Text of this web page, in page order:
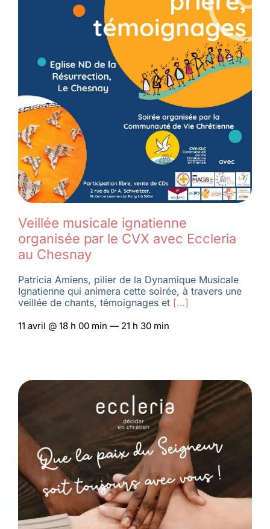
Veillée musicale ignatienne
organisée par le CVX avec Eccleria
au Chesnay
Patricia Amiens, pilier de la Dynamique Musicale
Ignatienne qui animera cette soirée, à travers une
veillée de chants, témoignages et[…]
11 avril @ 18 h 00 min — 21 h 30 min